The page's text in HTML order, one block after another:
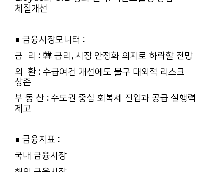
체질개선
■ 금융시장모니터 :
금 리 : 韓 금리, 시장 안정화 의지로 하락할 전망
외 환 : 수급여건 개선에도 불구 대외적 리스크
상존
부 동 산 : 수도권 중심 회복세 진입과 공급 실행력
제고
■ 금융지표 :
국내 금융시장